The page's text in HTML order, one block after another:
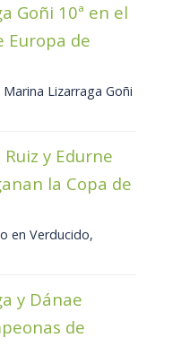
Goñi 10ª en el
Europa de
Lizarraga Goñi
y Edurne
la Copa de
en Verducido,
y Dánae
de